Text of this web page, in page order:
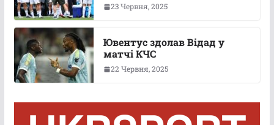
23 Червня, 2025
Ювентус здолав Відад у
матчі КЧС
22 Червня, 2025